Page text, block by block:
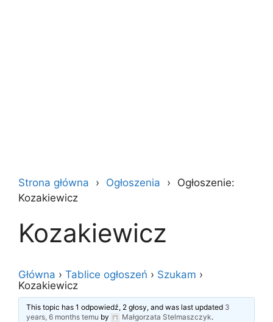
Strona główna Ogłoszenia
Ogłoszenie:
Kozakiewicz
Kozakiewicz
Główna › Tablice ogłoszeń › Szukam ›
Kozakiewicz
This topic has 1 odpowiedź, 2 głosy, and was last updated 3
years, 6 months temu by Małgorzata Stelmaszczyk.